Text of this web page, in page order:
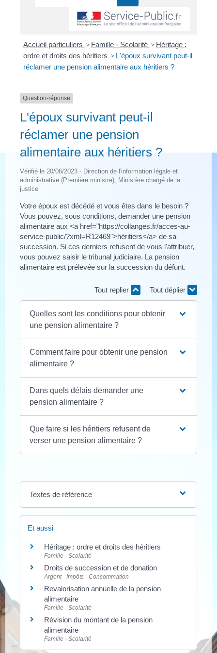
Accueil particuliers > Famille - Scolarité > Héritage :
ordre et droits des héritiers > L'époux survivant peut-il
réclamer une pension alimentaire aux héritiers ?
Question-réponse
L'époux survivant peut-il
réclamer une pension
alimentaire aux héritiers ?
Vérifié le 20/06/2023 - Direction de l'information légale et
administrative (Première ministre), Ministère chargé de la
justice
Votre époux est décédé et vous êtes dans le besoin ?
Vous pouvez, sous conditions, demander une pension
alimentaire aux <a href="https://collanges.fr/acces-au-
service-public/?xml=R12469">héritiers</a> de sa
succession. Si ces derniers refusent de vous l'attribuer,
vous pouvez saisir le tribunal judiciaire. La pension
alimentaire est prélevée sur la succession du défunt.
Tout replier Tout déplier
Quelles sont les conditions pour obtenir
une pension alimentaire ?
Comment faire pour obtenir une pension
alimentaire ?
Dans quels délais demander une
pension alimentaire ?
Que faire si les héritiers refusent de
verser une pension alimentaire ?
Textes de référence
Et aussi
Héritage : ordre et droits des héritiers
Famille - Scolarité
Droits de succession et de donation
Argent - Impôts - Consommation
Revalorisation annuelle de la pension
alimentaire
Famille - Scolarité
Révision du montant de la pension
alimentaire
Famille - Scolarité